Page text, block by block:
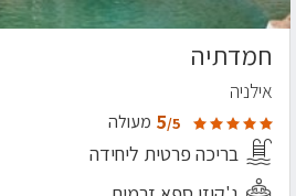
חמדתיה
אילניה
5/5 מעולה
בריכה פרטית ליחידה